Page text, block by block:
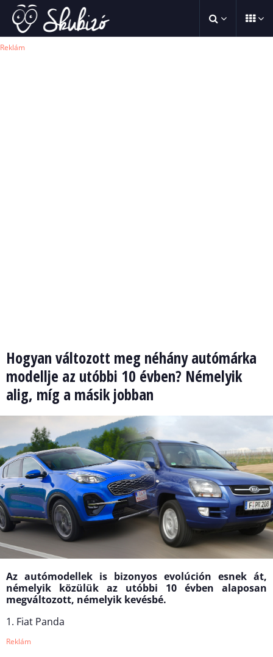
Reklám
Hogyan változott meg néhány autómárka
modellje az utóbbi 10 évben? Némelyik
alig, míg a másik jobban
Az autómodellek is bizonyos evolúción esnek át,
némelyik közülük az utóbbi 10 évben alaposan
megváltozott, némelyik kevésbé.
1. Fiat Panda
Reklám